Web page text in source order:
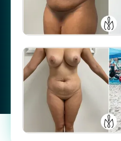
Número de caso54456